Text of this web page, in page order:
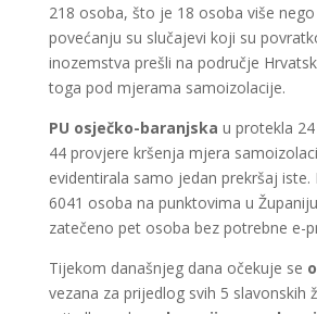
218 osoba, što je 18 osoba više
povećanju su slučajevi koji su
inozemstva prešli na područje
toga pod mjerama samoizolacije.
PU osječko-baranjska u protekla
44 provjere kršenja mjera
evidentirala samo jedan prekršaj iste.
6041 osoba na punktovima u
zatečeno pet osoba bez potrebne e-
Tijekom današnjeg dana očekuje se
vezana za prijedlog svih 5 slavonskih